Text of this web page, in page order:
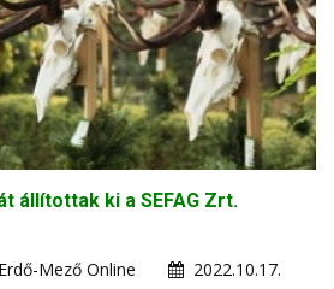
állítottak ki a SEFAG Zrt.
Mező Online
2022.10.17.